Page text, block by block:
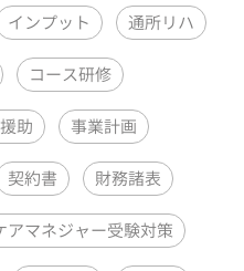
インプット 通所リハ
コース研修
助 事業計画
契約書 財務諸表
アマネジャー受験対策